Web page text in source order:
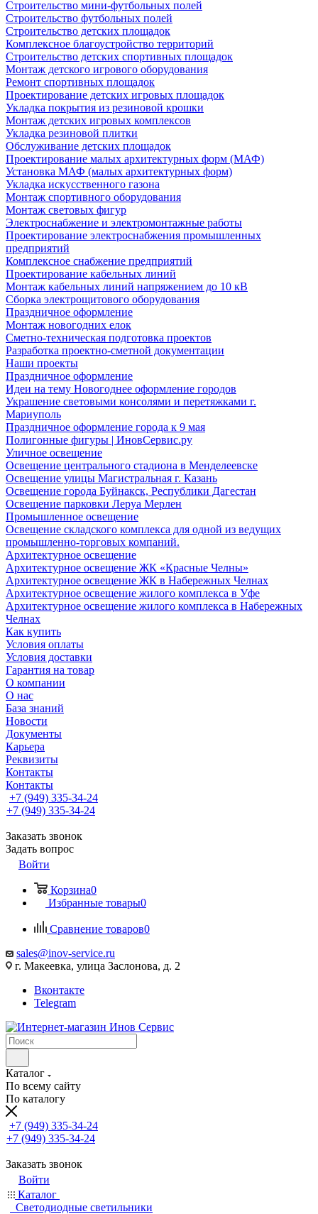
Строительство мини-футбольных полей
Строительство футбольных полей
Строительство детских площадок
Комплексное благоустройство территорий
Строительство детских спортивных площадок
Монтаж детского игрового оборудования
Ремонт спортивных площадок
Проектирование детских игровых площадок
Укладка покрытия из резиновой крошки
Монтаж детских игровых комплексов
Укладка резиновой плитки
Обслуживание детских площадок
Проектирование малых архитектурных форм (МАФ)
Установка МАФ (малых архитектурных форм)
Укладка искусственного газона
Монтаж спортивного оборудования
Монтаж световых фигур
Электроснабжение и электромонтажные работы
Проектирование электроснабжения промышленных
предприятий
Комплексное снабжение предприятий
Проектирование кабельных линий
Монтаж кабельных линий напряжением до 10 кВ
Сборка электрощитового оборудования
Праздничное оформление
Монтаж новогодних елок
Сметно-техническая подготовка проектов
Разработка проектно-сметной документации
Наши проекты
Праздничное оформление
Идеи на тему Новогоднее оформление городов
Украшение световыми консолями и перетяжками г.
Мариуполь
Праздничное оформление города к 9 мая
Полигонные фигуры | ИновСервис.ру
Уличное освещение
Освещение центрального стадиона в Менделеевске
Освещение улицы Магистральная г. Казань
Освещение города Буйнакск, Республики Дагестан
Освещение парковки Леруа Мерлен
Промышленное освещение
Освещение складского комплекса для одной из ведущих
промышленно-торговых компаний.
Архитектурное освещение
Архитектурное освещение ЖК «Красные Челны»
Архитектурное освещение ЖК в Набережных Челнах
Архитектурное освещение жилого комплекса в Уфе
Архитектурное освещение жилого комплекса в Набережных
Челнах
Как купить
Условия оплаты
Условия доставки
Гарантия на товар
О компании
О нас
База знаний
Новости
Документы
Карьера
Реквизиты
Контакты
Контакты
+7 (949) 335-34-24
+7 (949) 335-34-24
Заказать звонок
Задать вопрос
Войти
Корзина0
Избранные товары0
Сравнение товаров0
sales@inov-service.ru
г. Макеевка, улица Заслонова, д. 2
Вконтакте
Telegram
Каталог
По всему сайту
По каталогу
+7 (949) 335-34-24
+7 (949) 335-34-24
Заказать звонок
Войти
Каталог
Светодиодные светильники